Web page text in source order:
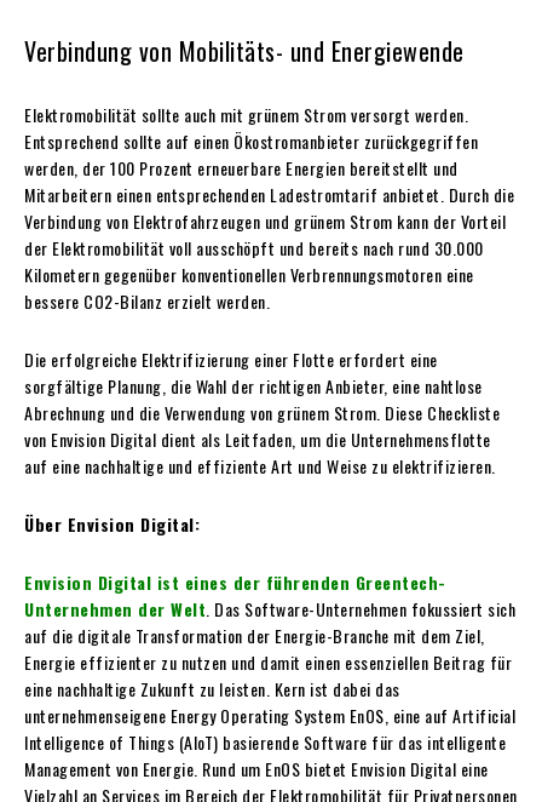
Verbindung von Mobilitäts- und Energiewende
Elektromobilität sollte auch mit grünem Strom versorgt werden.
Entsprechend sollte auf einen Ökostromanbieter zurückgegriffen
werden, der 100 Prozent erneuerbare Energien bereitstellt und
Mitarbeitern einen entsprechenden Ladestromtarif anbietet. Durch die
Verbindung von Elektrofahrzeugen und grünem Strom kann der Vorteil
der Elektromobilität voll ausschöpft und bereits nach rund 30.000
Kilometern gegenüber konventionellen Verbrennungsmotoren eine
bessere CO2-Bilanz erzielt werden.
Die erfolgreiche Elektrifizierung einer Flotte erfordert eine
sorgfältige Planung, die Wahl der richtigen Anbieter, eine nahtlose
Abrechnung und die Verwendung von grünem Strom. Diese Checkliste
von Envision Digital dient als Leitfaden, um die Unternehmensflotte
auf eine nachhaltige und effiziente Art und Weise zu elektrifizieren.
Über Envision Digital:
Envision Digital ist eines der führenden Greentech-
Unternehmen der Welt . Das Software-Unternehmen fokussiert sich
auf die digitale Transformation der Energie-Branche mit dem Ziel,
Energie effizienter zu nutzen und damit einen essenziellen Beitrag für
eine nachhaltige Zukunft zu leisten. Kern ist dabei das
unternehmenseigene Energy Operating System EnOS, eine auf Artificial
Intelligence of Things (AIoT) basierende Software für das intelligente
Management von Energie. Rund um EnOS bietet Envision Digital eine
Vielzahl an Services im Bereich der Elektromobilität für Privatpersonen